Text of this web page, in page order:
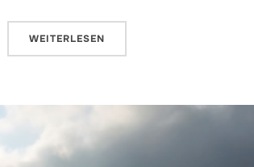
WEITERLESEN